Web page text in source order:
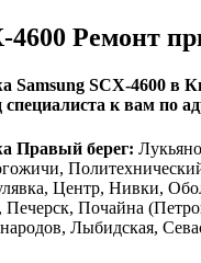
4600 Ремонт
Samsung SCX-4600 в
к вам по
Правый берег:
Центр, Нивки,
Почайна
Лыбидская,